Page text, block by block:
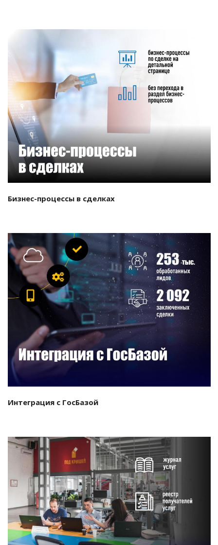
Бизнес-процессы в сделках
Смотреть проект
Интеграция с ГосБазой
Смотреть проект